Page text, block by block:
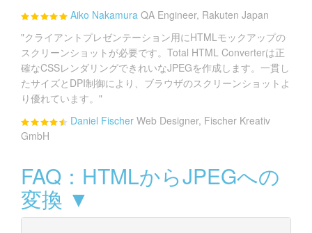
Aiko Nakamura QA Engineer, Rakuten Japan
"クライアントプレゼンテーション用にHTMLモックアップの
スクリーンショットが必要です。Total HTML Converterは正
確なCSSレンダリングできれいなJPEGを作成します。一貫し
たサイズとDPI制御により、ブラウザのスクリーンショットよ
り優れています。"
Daniel Fischer Web Designer, Fischer Kreativ
GmbH
FAQ：HTMLからJPEGへの
変換 ▼